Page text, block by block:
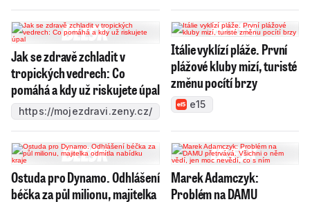
Jak se zdravě zchladit v
tropických vedrech: Co
pomáhá a kdy už riskujete úpal
https://mojezdravi.zeny.cz/
Itálie vyklízí pláže. První
plážové kluby mizí, turisté
změnu pocítí brzy
e15
Ostuda pro Dynamo. Odhlášení
béčka za půl milionu, majitelka
Marek Adamczyk:
Problém na DAMU